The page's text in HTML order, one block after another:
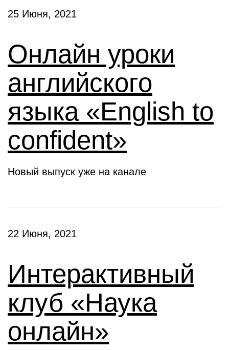
25 Июня, 2021
Онлайн уроки
английского
языка «English to
confident»
Новый выпуск уже на канале
22 Июня, 2021
Интерактивный
клуб «Наука
онлайн»